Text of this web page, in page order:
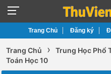
Trang Chủ Đăng ký
Trang Chủ › Trung Học Phổ
Toán Học 10